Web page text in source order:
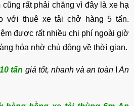
rất phải chăng vì đây là xe hạ
với thuê xe tải chở hàng 5 tấn.
được rất nhiều chi phí ngoài giờ
hóa nhờ chủ động về thời gian.
tấn giá tốt, nhanh và an toàn ǀ An